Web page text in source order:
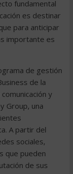
fundamental
es destinar
para anticipar
importante es
de gestión
de la
y
Group, una
A partir del
sociales,
que pueden
de sus